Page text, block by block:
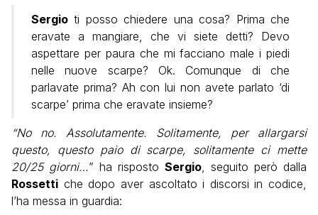
Sergio ti posso chiedere una cosa? Prima che
eravate a mangiare, che vi siete detti? Devo
aspettare per paura che mi facciano male i piedi
nelle nuove scarpe? Ok. Comunque di che
parlavate prima? Ah con lui non avete parlato ‘di
scarpe’ prima che eravate insieme?
“No no. Assolutamente. Solitamente, per allargarsi
questo, questo paio di scarpe, solitamente ci mette
20/25 giorni…” ha risposto Sergio , seguito però dalla
Rossetti che dopo aver ascoltato i discorsi in codice,
l’ha messa in guardia: